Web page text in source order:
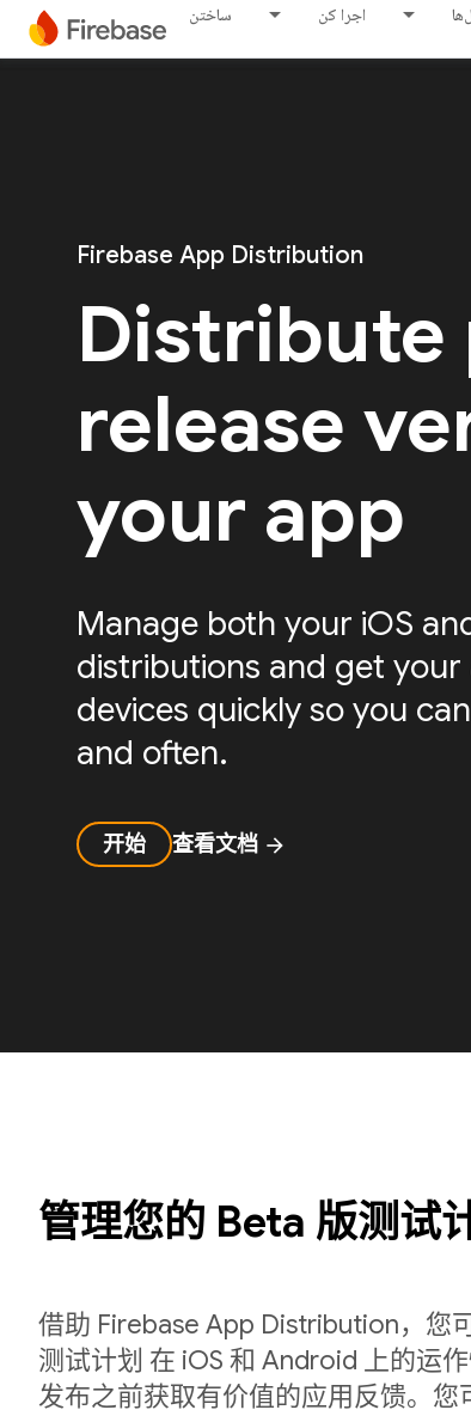
ساختن اجرا کن
Firebase App Distribution
Distribute
release
your app
Manage both your iOS
distributions and get
devices quickly so you
and often.
开始 查看文档 arrow_forward
管理您的 Beta 版测试
借助 Firebase App Distribution，您
测试计划 在 iOS 和 Android 上的运
发布之前获取有价值的应用反馈。您